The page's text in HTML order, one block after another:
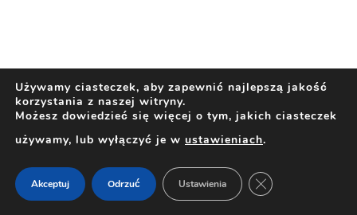
Używamy ciasteczek, aby zapewnić najlepszą jakość
korzystania z naszej witryny.
Możesz dowiedzieć się więcej o tym, jakich ciasteczek
używamy, lub wyłączyć je w ustawieniach.
Akceptuj Odrzuć Ustawienia ZAMKNIJ PANEL